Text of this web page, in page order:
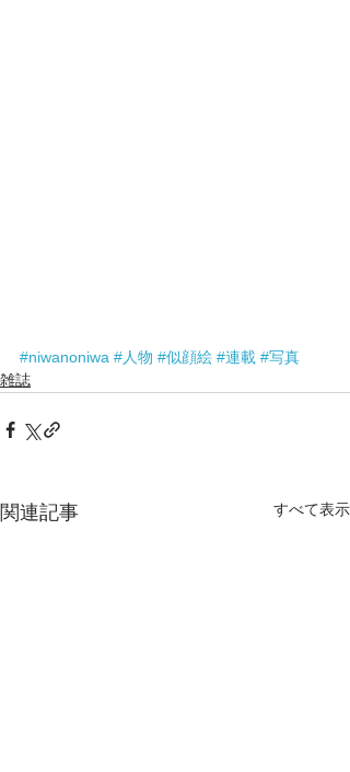
#niwanoniwa #人物 #似顔絵 #連載 #写真
雑誌
関連記事 すべて表示